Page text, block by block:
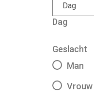
Dag
Geslacht
Man
Vrouw